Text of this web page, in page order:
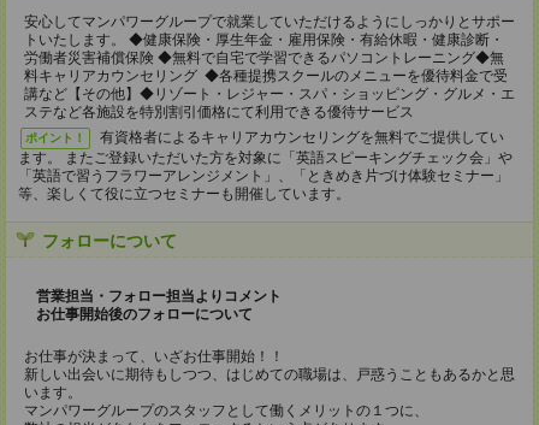
安心してマンパワーグループで就業していただけるようにしっかりとサポー
トいたします。 ◆健康保険・厚生年金・雇用保険・有給休暇・健康診断・
労働者災害補償保険 ◆無料で自宅で学習できるパソコントレーニング◆無
料キャリアカウンセリング ◆各種提携スクールのメニューを優待料金で受
講など【その他】◆リゾート・レジャー・スパ・ショッピング・グルメ・エ
ステなど各施設を特別割引価格にて利用できる優待サービス
ポイント！
有資格者によるキャリアカウンセリングを無料でご提供してい
ます。 またご登録いただいた方を対象に「英語スピーキングチェック会」や
「英語で習うフラワーアレンジメント」、「ときめき片づけ体験セミナー」
等、楽しくて役に立つセミナーも開催しています。
フォローについて
営業担当・フォロー担当よりコメント
お仕事開始後のフォローについて
お仕事が決まって、いざお仕事開始！！
新しい出会いに期待もしつつ、はじめての職場は、戸惑うこともあるかと思
います。
マンパワーグループのスタッフとして働くメリットの１つに、